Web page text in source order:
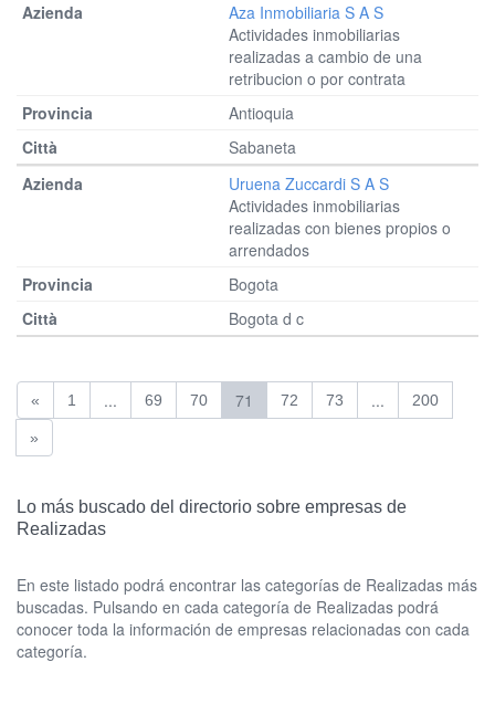
Aza Inmobiliaria S A S
Actividades inmobiliarias
realizadas a cambio de una
retribucion o por contrata
Antioquia
Sabaneta
Uruena Zuccardi S A S
Actividades inmobiliarias
realizadas con bienes propios o
arrendados
Bogota
Bogota d c
« 1 ... 69 70 71 72 73 ... 200
»
Lo más buscado del directorio sobre empresas de
Realizadas
En este listado podrá encontrar las categorías de Realizadas más
buscadas. Pulsando en cada categoría de Realizadas podrá
conocer toda la información de empresas relacionadas con cada
categoría.